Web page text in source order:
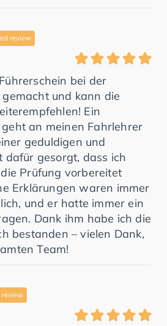
review
bei der
und kann die
Ein
an meinen Fahrlehrer
geduldigen und
dafür gesorgt, dass ich
Prüfung vorbereitet
Erklärungen waren immer
und er hatte immer ein
Dank ihm habe ich die
bestanden – vielen Dank,
Team!
review